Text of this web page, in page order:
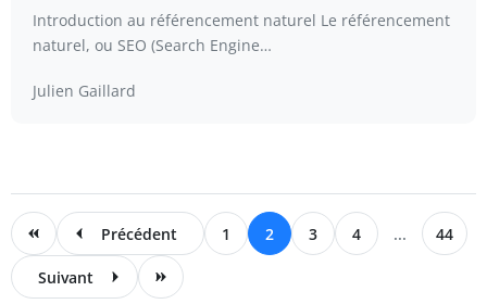
Introduction au référencement naturel Le référencement
naturel, ou SEO (Search Engine…
Julien Gaillard
Précédent 1 2 3 4 ... 44
Suivant